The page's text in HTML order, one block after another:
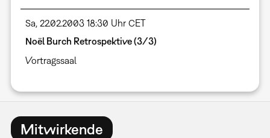
Sa, 22.02.2003 18:30 Uhr CET
Noël Burch Retrospektive (3/3)
Vortragssaal
Mitwirkende